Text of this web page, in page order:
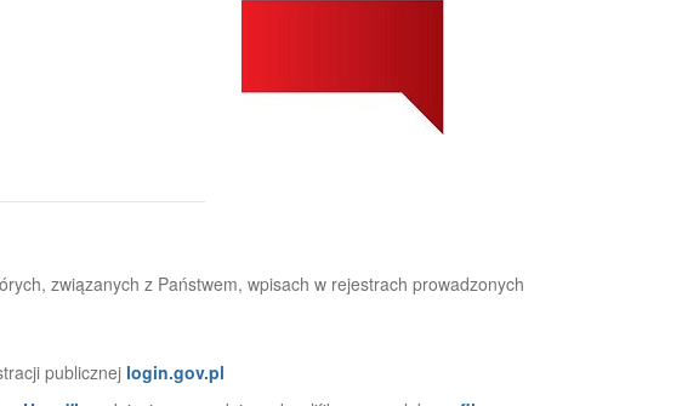
związanych z Państwem, wpisach w rejestrach prowadzonych
publicznej login.gov.pl